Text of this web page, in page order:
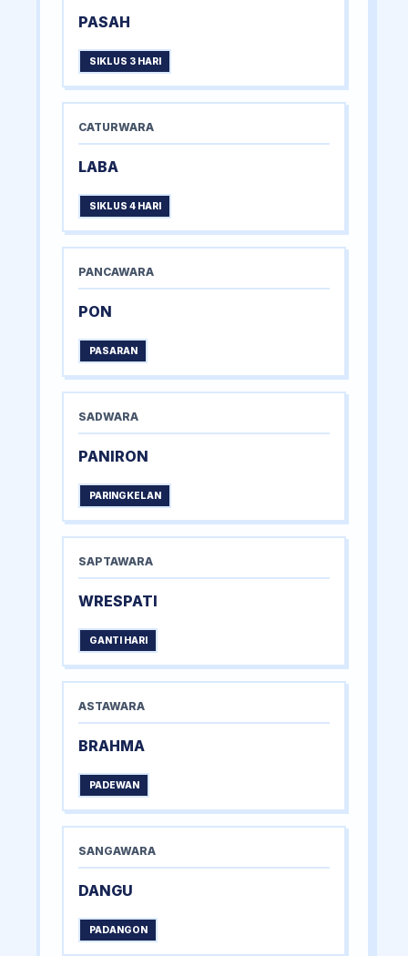
PASAH
SIKLUS 3 HARI
CATURWARA
LABA
SIKLUS 4 HARI
PANCAWARA
PON
PASARAN
SADWARA
PANIRON
PARINGKELAN
SAPTAWARA
WRESPATI
GANTI HARI
ASTAWARA
BRAHMA
PADEWAN
SANGAWARA
DANGU
PADANGON